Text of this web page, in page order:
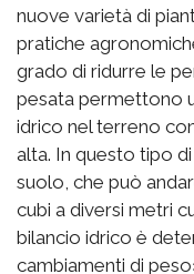
nuove varietà di
pratiche
grado di ridurre le
pesata permettono
idrico nel terreno
alta. In questo tipo
suolo, che può
cubi a diversi metri
bilancio idrico è
cambiamenti di